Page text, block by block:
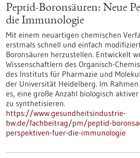
Peptid-Boronsäuren: Neue
die Immunologie
Mit einem neuartigen chemischen
erstmals schnell und einfach
Boronsäuren herzustellen. Entwickelt
Wissenschaftlern des Organisch-
des Instituts für Pharmazie und
der Universität Heidelberg. Im
es, eine große Anzahl biologisch
zu synthetisieren.
https://www.gesundheitsindustrie-
bw.de/fachbeitrag/pm/peptid-
perspektiven-fuer-die-immunologie